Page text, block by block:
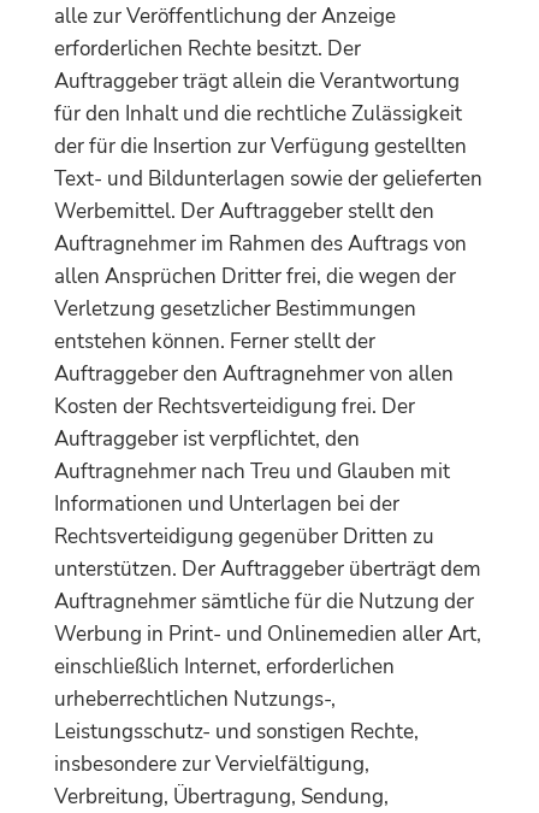
alle zur Veröffentlichung der Anzeige
erforderlichen Rechte besitzt. Der
Auftraggeber trägt allein die Verantwortung
für den Inhalt und die rechtliche Zulässigkeit
der für die Insertion zur Verfügung gestellten
Text- und Bildunterlagen sowie der gelieferten
Werbemittel. Der Auftraggeber stellt den
Auftragnehmer im Rahmen des Auftrags von
allen Ansprüchen Dritter frei, die wegen der
Verletzung gesetzlicher Bestimmungen
entstehen können. Ferner stellt der
Auftraggeber den Auftragnehmer von allen
Kosten der Rechtsverteidigung frei. Der
Auftraggeber ist verpflichtet, den
Auftragnehmer nach Treu und Glauben mit
Informationen und Unterlagen bei der
Rechtsverteidigung gegenüber Dritten zu
unterstützen. Der Auftraggeber überträgt dem
Auftragnehmer sämtliche für die Nutzung der
Werbung in Print- und Onlinemedien aller Art,
einschließlich Internet, erforderlichen
urheberrechtlichen Nutzungs-,
Leistungsschutz- und sonstigen Rechte,
insbesondere zur Vervielfältigung,
Verbreitung, Übertragung, Sendung,